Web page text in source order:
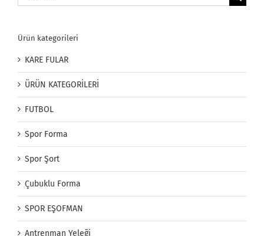
for:
Ürün kategorileri
KARE FULAR
ÜRÜN KATEGORİLERİ
FUTBOL
Spor Forma
Spor Şort
Çubuklu Forma
SPOR EŞOFMAN
Antrenman Yeleği